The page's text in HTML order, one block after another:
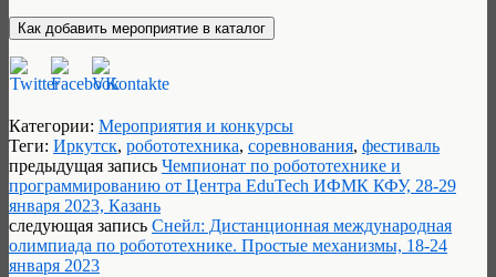
Категории: Мероприятия и конкурсы
Теги: Иркутск, робототехника, соревнования, фестиваль
предыдущая запись Чемпионат по робототехнике и
программированию от Центра EduTech ИФМК КФУ, 28-29
января 2023, Казань
следующая запись Снейл: Дистанционная международная
олимпиада по робототехнике. Простые механизмы, 18-24
января 2023